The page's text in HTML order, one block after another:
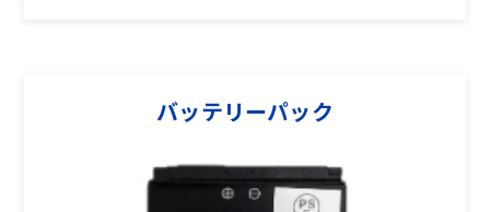
バッテリーパック